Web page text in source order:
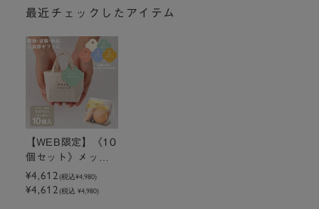
最近チェックしたアイテム
【WEB限定】《10
個セット》メッセ
ージ付きミニトー
トクッキーラズベ
¥4,612(税込¥4,980)
¥4,612(税込 ¥4,980)